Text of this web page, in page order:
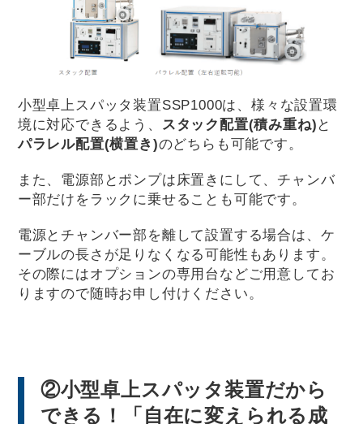
小型卓上スパッタ装置SSP1000は、様々な設置環
境に対応できるよう、
スタック配置(積み重ね) と
パラレル配置(横置き)のどちらも可能です。
また、電源部とポンプは床置きにして、チャンバ
ー部だけをラックに乗せることも可能です。
電源とチャンバー部を離して設置する場合は、ケ
ーブルの長さが足りなくなる可能性もあります。
その際にはオプションの専用台などご用意してお
りますので随時お申し付けください。
②小型卓上スパッタ装置だから
できる！「自在に変えられる成